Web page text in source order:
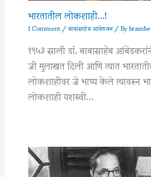
भारतातील लोकशाही…!
1 Comment/बाबासाहेब आंबेडकर/ By
१९५३ साली डॉ. बाबासाहेब
जी मुलाखत दिली आणि त्यात
लोकशाहीवर जे भाष्य केले त्यावरून
लोकशाही यशस्वी…